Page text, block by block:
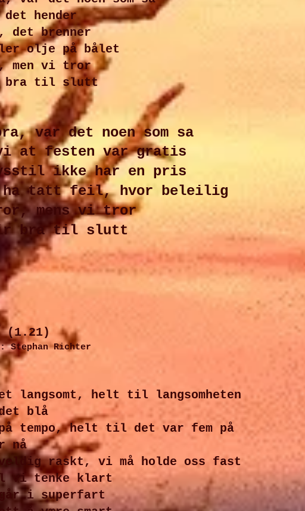
hender
det brenner
olje på bålet
men vi tror
bra til slutt
var det noen som sa
at festen var gratis
ikke har en pris
ha tatt feil, hvor beleilig
mens vi tror
bra til slutt
(1.21)
Stephan Richter
langsomt, helt til langsomheten
blå
tempo, helt til det var fem på
nå
raskt, vi må holde oss fast
vi tenke klart
går i superfart